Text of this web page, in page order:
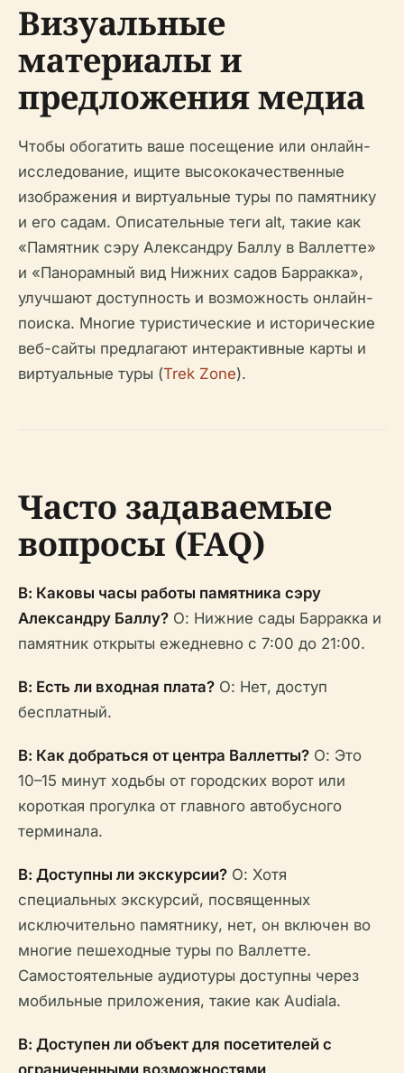
Визуальные
материалы и
предложения медиа
Чтобы обогатить ваше посещение или онлайн-
исследование, ищите высококачественные
изображения и виртуальные туры по памятнику
и его садам. Описательные теги alt, такие как
«Памятник сэру Александру Баллу в Валлетте»
и «Панорамный вид Нижних садов Барракка»,
улучшают доступность и возможность онлайн-
поиска. Многие туристические и исторические
веб-сайты предлагают интерактивные карты и
виртуальные туры (Trek Zone).
Часто задаваемые
вопросы (FAQ)
В: Каковы часы работы памятника сэру
Александру Баллу? О: Нижние сады Барракка и
памятник открыты ежедневно с 7:00 до 21:00.
В: Есть ли входная плата? О: Нет, доступ
бесплатный.
В: Как добраться от центра Валлетты? О: Это
10–15 минут ходьбы от городских ворот или
короткая прогулка от главного автобусного
терминала.
В: Доступны ли экскурсии? О: Хотя
специальных экскурсий, посвященных
исключительно памятнику, нет, он включен во
многие пешеходные туры по Валлетте.
Самостоятельные аудиотуры доступны через
мобильные приложения, такие как Audiala.
В: Доступен ли объект для посетителей с